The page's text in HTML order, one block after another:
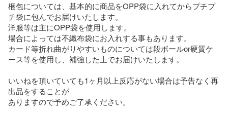
梱包については、基本的に商品をOPP袋に入れてからプチプ
チ袋に包んでお届けいたします。
洋服等は主にOPP袋を使用します。
場合によっては不織布袋にお入れする事もあります。
カード等折れ曲がりやすいものについては段ボールor硬質ケ
ース等を使用し、補強した上でお届けいたします。
いいねを頂いていても1ヶ月以上反応がない場合は予告なく再
出品をすることが
ありますので予めご了承ください。